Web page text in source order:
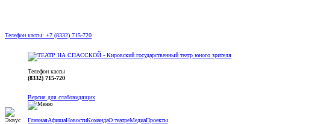
Телефон кассы: +7 (8332) 715-720
Телефон кассы
(8332) 715-720
Версия для слабовидящих
ГлавнаяАфишаНовостиКомандаО театреМедиаПроекты